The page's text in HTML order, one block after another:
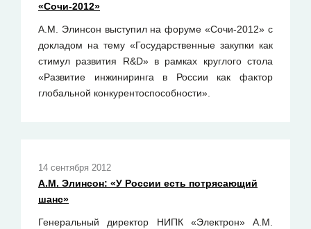
«Сочи-2012»
А.М. Элинсон выступил на форуме «Сочи-2012» с
докладом на тему «Государственные закупки как
стимул развития R&D» в рамках круглого стола
«Развитие инжиниринга в России как фактор
глобальной конкурентоспособности».
14 сентября 2012
А.М. Элинсон: «У России есть потрясающий
шанс»
Генеральный директор НИПК «Электрон» А.М.